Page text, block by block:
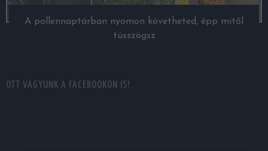
A pollennaptárban nyomon követheted, épp mitől
tüsszögsz
OTT VAGYUNK A FACEBOOKON IS!